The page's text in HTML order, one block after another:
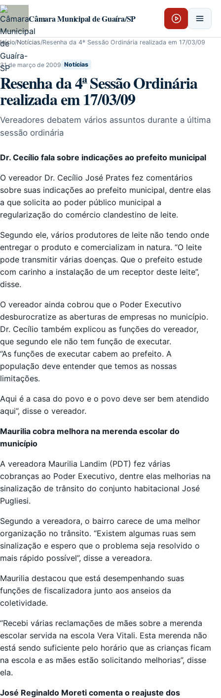
Pular para o conteúdo
Câmara Municipal de Guaíra/SP
Início/Notícias/Resenha da 4ª Sessão Ordinária realizada em 17/03/09
31 de março de 2009 Notícias
Resenha da 4ª Sessão Ordinária
realizada em 17/03/09
Vereadores debatem vários assuntos durante a última
sessão ordinária
Dr. Cecílio fala sobre indicações ao prefeito municipal
O vereador Dr. Cecílio José Prates fez comentários
sobre suas indicações ao prefeito municipal, dentre elas
a que solicita ao poder público municipal a
regularização do comércio clandestino de leite.
Segundo ele, vários produtores de leite não tendo onde
entregar o produto e comercializam in natura. “O leite
pode transmitir várias doenças. Que o prefeito estude
com carinho a instalação de um receptor deste leite”,
disse.
O vereador ainda cobrou que o Poder Executivo
desburocratize as aberturas de empresas no município.
Dr. Cecílio também explicou as funções do vereador,
que segundo ele não tem função de executar.
“As funções de executar cabem ao prefeito. A
população deve entender que temos as nossas
limitações.
Aqui é a casa do povo e o povo deve ser bem atendido
aqui”, disse o vereador.
Maurilia cobra melhora na merenda escolar do
município
A vereadora Maurilia Landim (PDT) fez várias
cobranças ao Poder Executivo, dentre elas melhorias na
sinalização de trânsito do conjunto habitacional José
Pugliesi.
Segundo a vereadora, o bairro carece de uma melhor
organização no trânsito. “Existem algumas ruas sem
sinalização e espero que o problema seja resolvido o
mais rápido possível”, disse a vereadora.
Maurilia destacou que está desempenhando suas
funções de fiscalizadora junto aos anseios da
coletividade.
“Recebi várias reclamações de mães sobre a merenda
escolar servida na escola Vera Vitali. Esta merenda não
está sendo suficiente pelo horário que as crianças ficam
na escola e as mães estão solicitando melhorias”, disse
ela.
José Reginaldo Moreti comenta o reajuste dos